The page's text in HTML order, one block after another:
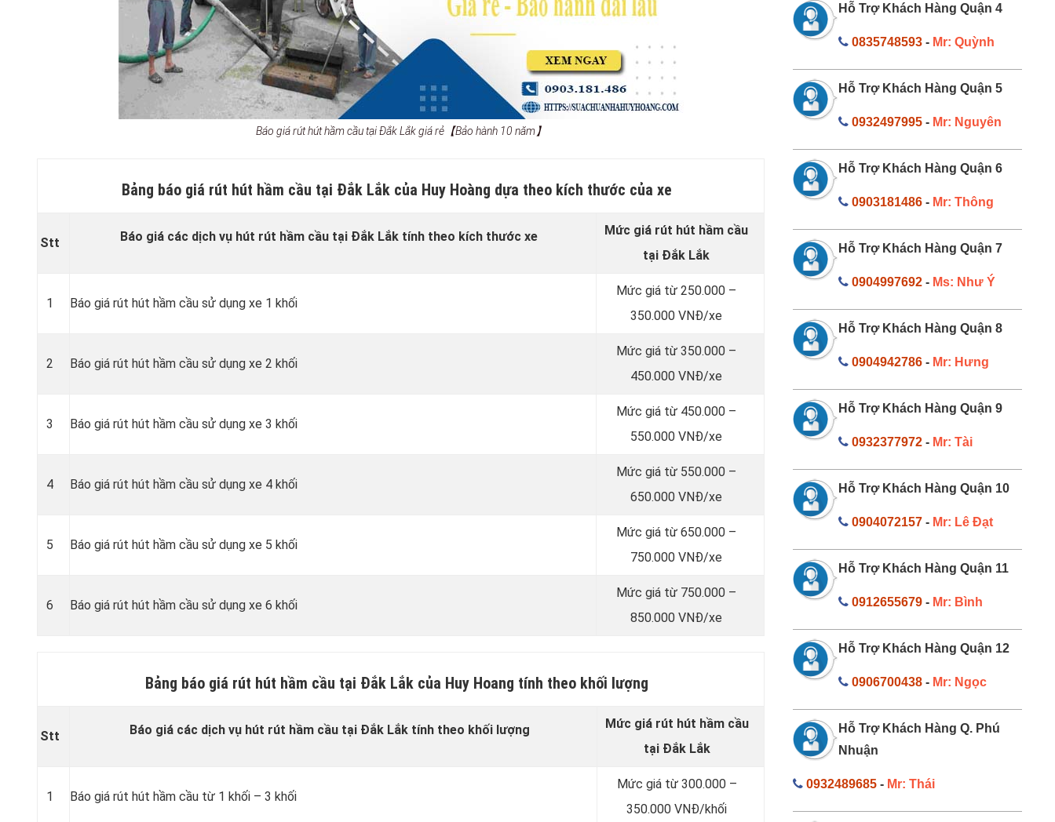
Báo giá rút hút hầm cầu tại Đắk Lắk giá rẻ【Bảo hành 10 năm】
Bảng báo giá rút hút hầm cầu tại Đắk Lắk của Huy Hoàng dựa theo kích thước của xe
Stt Báo giá các dịch vụ hút rút hầm cầu tại Đắk Lắk tính theo kích thước xe
Mức giá rút hút hầm cầu
tại Đắk Lắk
1 Báo giá rút hút hầm cầu sử dụng xe 1 khối
Mức giá từ 250.000 –
350.000 VNĐ/xe
2 Báo giá rút hút hầm cầu sử dụng xe 2 khối
Mức giá từ 350.000 –
450.000 VNĐ/xe
3 Báo giá rút hút hầm cầu sử dụng xe 3 khối
Mức giá từ 450.000 –
550.000 VNĐ/xe
4 Báo giá rút hút hầm cầu sử dụng xe 4 khối
Mức giá từ 550.000 –
650.000 VNĐ/xe
5 Báo giá rút hút hầm cầu sử dụng xe 5 khối
Mức giá từ 650.000 –
750.000 VNĐ/xe
6 Báo giá rút hút hầm cầu sử dụng xe 6 khối
Mức giá từ 750.000 –
850.000 VNĐ/xe
Bảng báo giá rút hút hầm cầu tại Đắk Lắk của Huy Hoang tính theo khối lượng
Stt Báo giá các dịch vụ hút rút hầm cầu tại Đắk Lắk tính theo khối lượng
Mức giá rút hút hầm cầu
tại Đắk Lắk
1 Báo giá rút hút hầm cầu từ 1 khối – 3 khối
Mức giá từ 300.000 –
350.000 VNĐ/khối
Hỗ Trợ Khách Hàng Quận 4
0835748593 - Mr: Quỳnh
Hỗ Trợ Khách Hàng Quận 5
0932497995 - Mr: Nguyên
Hỗ Trợ Khách Hàng Quận 6
0903181486 - Mr: Thông
Hỗ Trợ Khách Hàng Quận 7
0904997692 - Ms: Như Ý
Hỗ Trợ Khách Hàng Quận 8
0904942786 - Mr: Hưng
Hỗ Trợ Khách Hàng Quận 9
0932377972 - Mr: Tài
Hỗ Trợ Khách Hàng Quận 10
0904072157 - Mr: Lê Đạt
Hỗ Trợ Khách Hàng Quận 11
0912655679 - Mr: Bình
Hỗ Trợ Khách Hàng Quận 12
0906700438 - Mr: Ngọc
Hỗ Trợ Khách Hàng Q. Phú
Nhuận
0932489685- Mr: Thái